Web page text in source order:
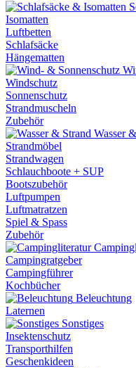
Isomatten
Luftbetten
Schlafsäcke
Hängematten
Windschutz
Sonnenschutz
Strandmuscheln
Zubehör
Wasser
Strandmöbel
Strandwagen
Schlauchboote + SUP
Bootszubehör
Luftpumpen
Luftmatratzen
Spiel & Spass
Zubehör
Campingratgeber
Campingführer
Kochbücher
Beleuchtung
Laternen
Sonstiges
Insektenschutz
Transporthilfen
Geschenkideen